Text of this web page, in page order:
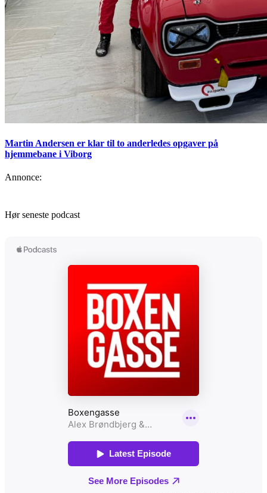
Martin Andersen er klar til to anderledes opgaver på
hjemmebane i Viborg
Annonce:
Hør seneste podcast